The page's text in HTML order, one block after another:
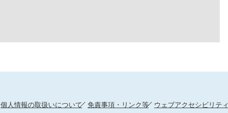
個人情報の取扱いについて 免責事項・リンク等 ウェブアクセシビリティ